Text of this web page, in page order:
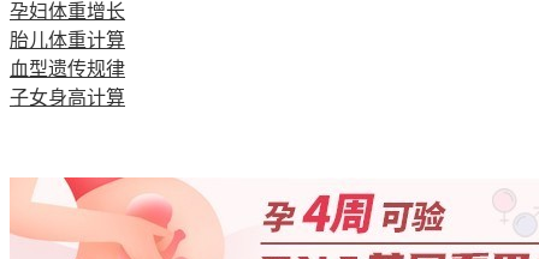
孕妇体重增长
胎儿体重计算
血型遗传规律
子女身高计算